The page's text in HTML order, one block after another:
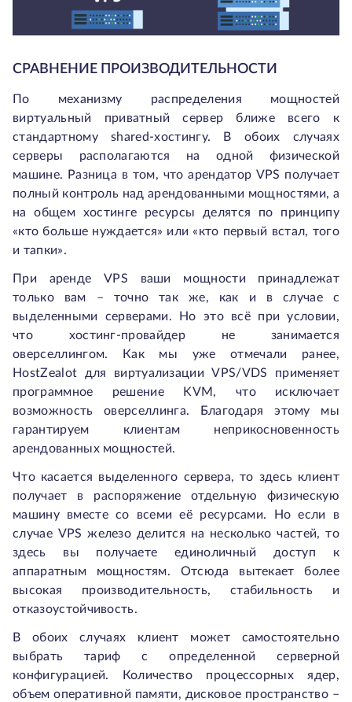
СРАВНЕНИЕ ПРОИЗВОДИТЕЛЬНОСТИ
По механизму распределения мощностей
виртуальный приватный сервер ближе всего к
стандартному shared-хостингу. В обоих случаях
серверы располагаются на одной физической
машине. Разница в том, что арендатор VPS получает
полный контроль над арендованными мощностями, а
на общем хостинге ресурсы делятся по принципу
«кто больше нуждается» или «кто первый встал, того
и тапки».
При аренде VPS ваши мощности принадлежат
только вам – точно так же, как и в случае с
выделенными серверами. Но это всё при условии,
что хостинг-провайдер не занимается
оверселлингом. Как мы уже отмечали ранее,
HostZealot для виртуализации VPS/VDS применяет
программное решение KVM, что исключает
возможность оверселлинга. Благодаря этому мы
гарантируем клиентам неприкосновенность
арендованных мощностей.
Что касается выделенного сервера, то здесь клиент
получает в распоряжение отдельную физическую
машину вместе со всеми её ресурсами. Но если в
случае VPS железо делится на несколько частей, то
здесь вы получаете единоличный доступ к
аппаратным мощностям. Отсюда вытекает более
высокая производительность, стабильность и
отказоустойчивость.
В обоих случаях клиент может самостоятельно
выбрать тариф с определенной серверной
конфигурацией. Количество процессорных ядер,
объем оперативной памяти, дисковое пространство –